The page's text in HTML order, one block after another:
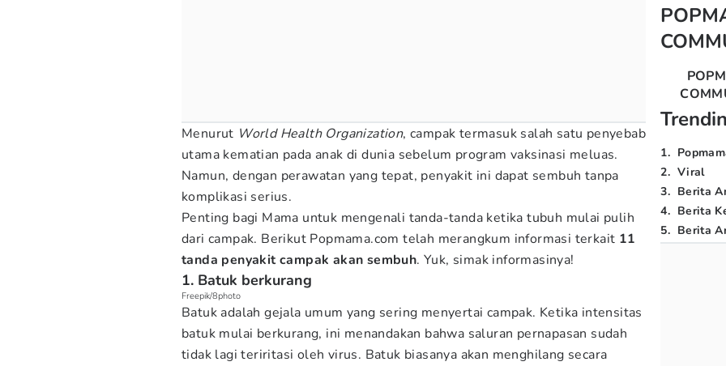
Menurut World Health Organization, campak termasuk salah satu penyebab
utama kematian pada anak di dunia sebelum program vaksinasi meluas.
Namun, dengan perawatan yang tepat, penyakit ini dapat sembuh tanpa
komplikasi serius.
Penting bagi Mama untuk mengenali tanda-tanda ketika tubuh mulai pulih
dari campak. Berikut Popmama.com telah merangkum informasi terkait 11
tanda penyakit campak akan sembuh. Yuk, simak informasinya!
1. Batuk berkurang
Freepik/8photo
Batuk adalah gejala umum yang sering menyertai campak. Ketika intensitas
batuk mulai berkurang, ini menandakan bahwa saluran pernapasan sudah
tidak lagi teriritasi oleh virus. Batuk biasanya akan menghilang secara
1.
2. Viral
3. Berita
4. Berita
5. Berita